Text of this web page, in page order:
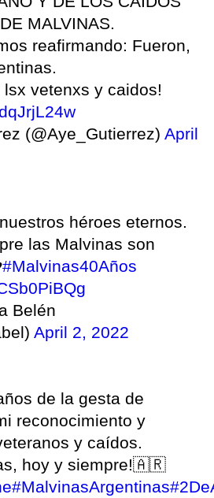
MALVINAS.
reafirmando: Fueron,
lsx vetenxs y caidos!
(@Aye_Gutierrez) April
héroes eternos.
las Malvinas son
#Malvinas40Años
Belén
April 2, 2022
de la gesta de
reconocimiento y
y caídos.
hoy y siempre!🇦🇷
#MalvinasArgentinas